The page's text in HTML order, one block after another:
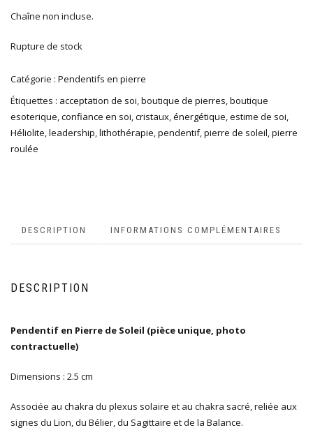
Chaîne non incluse.
Rupture de stock
Catégorie : Pendentifs en pierre
Étiquettes : acceptation de soi,boutique de pierres,boutique
esoterique,confiance en soi,cristaux,énergétique,estime de soi,
Héliolite,leadership,lithothérapie,pendentif,pierre de soleil,pierre
roulée
DESCRIPTION INFORMATIONS COMPLÉMENTAIRES
DESCRIPTION
Pendentif en Pierre de Soleil (pièce unique, photo
contractuelle)
Dimensions : 2.5 cm
Associée au chakra du plexus solaire et au chakra sacré, reliée aux
signes du Lion, du Bélier, du Sagittaire et de la Balance.